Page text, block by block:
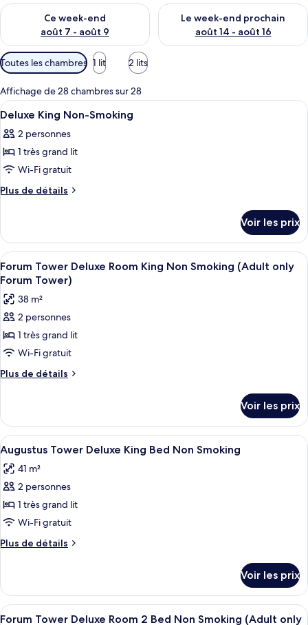
Ce week-end
août 7 - août 9
Vérifier la disponibilité pour ce week-end août 7 - août 9
Le week-end prochain
août 14 - août 16
Vérifier la disponibilité pour
Filtres
disponibles
pour
les
chambres
Toutes les chambres 1 lit 2 lits
Affichage de 28 chambres sur 28
Afficher
toutes
les
photos
pour
ce
chambre :
Deluxe
King
Non-
Smoking
Une entrée d’immeuble ornée
1
Deluxe King Non-Smoking
2 personnes
1 très grand lit
Wi-Fi gratuit
Plus de détails
Plus
le
type
de
chambre
King
Non-
Smoking
Voir les prix
Afficher
toutes
les
photos
pour
ce
type
de
Tower
Deluxe
Room
King
Non
Smoking
(Adult
only
Forum
Literie de qualité supérieure,
4
Forum Tower Deluxe Room King Non Smoking (Adult only
Forum Tower)
38 m²
2 personnes
1 très grand lit
Wi-Fi gratuit
Plus de détails
Plus
le
type
de
chambre
Forum
Tower
Room
King
Smoking
Tower)
Voir les prix
Afficher
toutes
les
photos
pour
ce
type
de
Augustus
Tower
Deluxe
Une chambre d’hôtel avec un
4
Augustus Tower Deluxe King Bed Non Smoking
41 m²
2 personnes
1 très grand lit
Wi-Fi gratuit
Plus de détails
Plus
le
type
de
Voir les prix
Afficher
Une chambre d’hôtel avec deux
4
Forum Tower Deluxe Room 2 Bed Non Smoking (Adult only